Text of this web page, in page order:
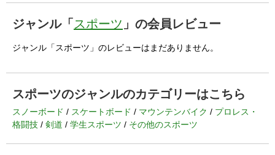
ジャンル「 スポーツ 」の会員レビュー
ジャンル「スポーツ」のレビューはまだありません。
スポーツのジャンルのカテゴリーはこちら
スノーボード スケートボード マウンテンバイク
プロレス・
格闘技
剣道 学生スポーツ その他のスポーツ